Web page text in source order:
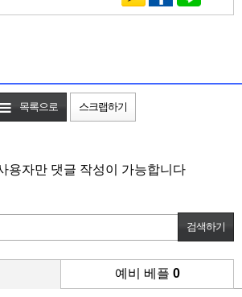
목록으로 스크랩하기
용자만 댓글 작성이 가능합니다
예비 베플 0